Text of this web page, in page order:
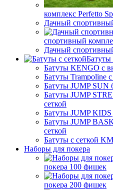
комплекс Perfetto
Дачный
спортивный
Дачный
Батуты
Батуты KENGO с
Батуты Trampoline
Батуты JUMP SUN
Батуты JUMP
сеткой
Батуты JUMP KIDS
Батуты JUMP
сеткой
Батуты с сеткой
Наборы для покера
покера 100 фишек
покера 200 фишек